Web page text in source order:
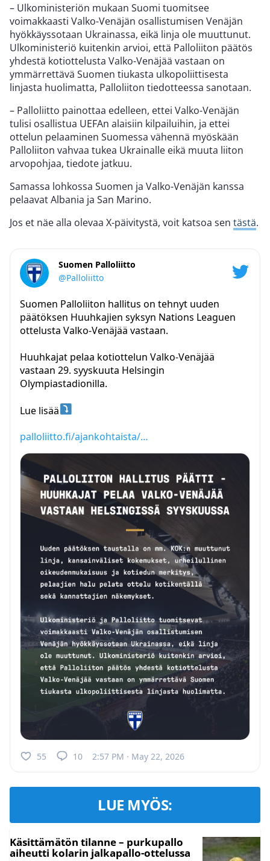
– Ulkoministeriön mukaan Suomi tuomitsee
voimakkaasti Valko-Venäjän osallistumisen Venäjän
hyökkäyssotaan Ukrainassa, eikä linja ole muuttunut.
Ulkoministeriö kuitenkin arvioi, että Palloliiton päätös
yhdestä kotiottelusta Valko-Venäjää vastaan on
ymmärrettävä Suomen tiukasta ulkopoliittisesta
linjasta huolimatta, Palloliiton tiedotteessa sanotaan.
– Palloliitto painottaa edelleen, ettei Valko-Venäjän
tulisi osallistua UEFAn alaisiin kilpailuihin, ja ettei
ottelun pelaaminen Suomessa vähennä myöskään
Palloliiton vahvaa tukea Ukrainalle eikä muuta liiton
arvopohjaa, tiedote jatkuu.
Samassa lohkossa Suomen ja Valko-Venäjän kanssa
pelaavat Albania ja San Marino.
Jos et näe alla olevaa X-päivitystä, voit katsoa sen tästä.
Suomen Palloliitto
@Palloliitto
Suomen Palloliiton hallitus on tehnyt uuden
päätöksen Huuhkajien syksyn Nations Leaguen
ottelusta Valko-Venäjää vastaan.
Huuhkajat pelaa kotiottelun Valko-Venäjää
vastaan 29. syyskuuta Helsingin
Olympiastadionilla.
Lue lisää
palloliitto.fi/ajankohtaista/…
55 10 2:57 PM · May 22, 2026
LUE MYÖS:
Käsittämätön tilanne – purkupallo
aiheutti kolarin jalkapallo-ottelussa